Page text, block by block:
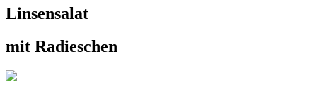
Linsensalat
mit Radieschen